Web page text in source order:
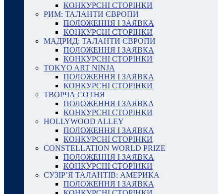
КОНКУРСНІ СТОРІНКИ
РИМ: ТАЛАНТИ ЄВРОПИ
ПОЛОЖЕННЯ І ЗАЯВКА
КОНКУРСНІ СТОРІНКИ
МАДРИД: ТАЛАНТИ ЄВРОПИ
ПОЛОЖЕННЯ І ЗАЯВКА
КОНКУРСНІ СТОРІНКИ
TOKYO ART NINJA
ПОЛОЖЕННЯ І ЗАЯВКА
КОНКУРСНІ СТОРІНКИ
ТВОРЧА СОТНЯ
ПОЛОЖЕННЯ І ЗАЯВКА
КОНКУРСНІ СТОРІНКИ
HOLLYWOOD ALLEY
ПОЛОЖЕННЯ І ЗАЯВКА
КОНКУРСНІ СТОРІНКИ
CONSTELLATION WORLD PRIZE
ПОЛОЖЕННЯ І ЗАЯВКА
КОНКУРСНІ СТОРІНКИ
СУЗІР’Я ТАЛАНТІВ: АМЕРИКА
ПОЛОЖЕННЯ І ЗАЯВКА